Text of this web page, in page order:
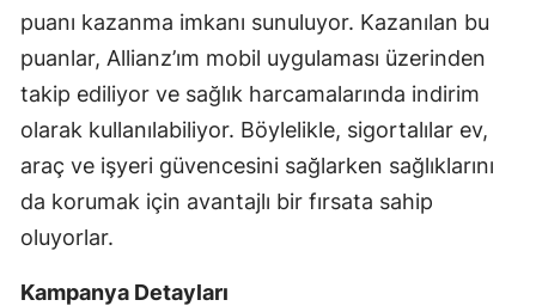
Gaziantep
Giresun
Gümüşhane
Hakkari
puanı kazanma imkanı sunuluyor. Kazanılan bu
puanlar, Allianz’ım mobil uygulaması üzerinden
takip ediliyor ve sağlık harcamalarında indirim
olarak kullanılabiliyor. Böylelikle, sigortalılar ev,
araç ve işyeri güvencesini sağlarken sağlıklarını
da korumak için avantajlı bir fırsata sahip
oluyorlar.
Kampanya Detayları